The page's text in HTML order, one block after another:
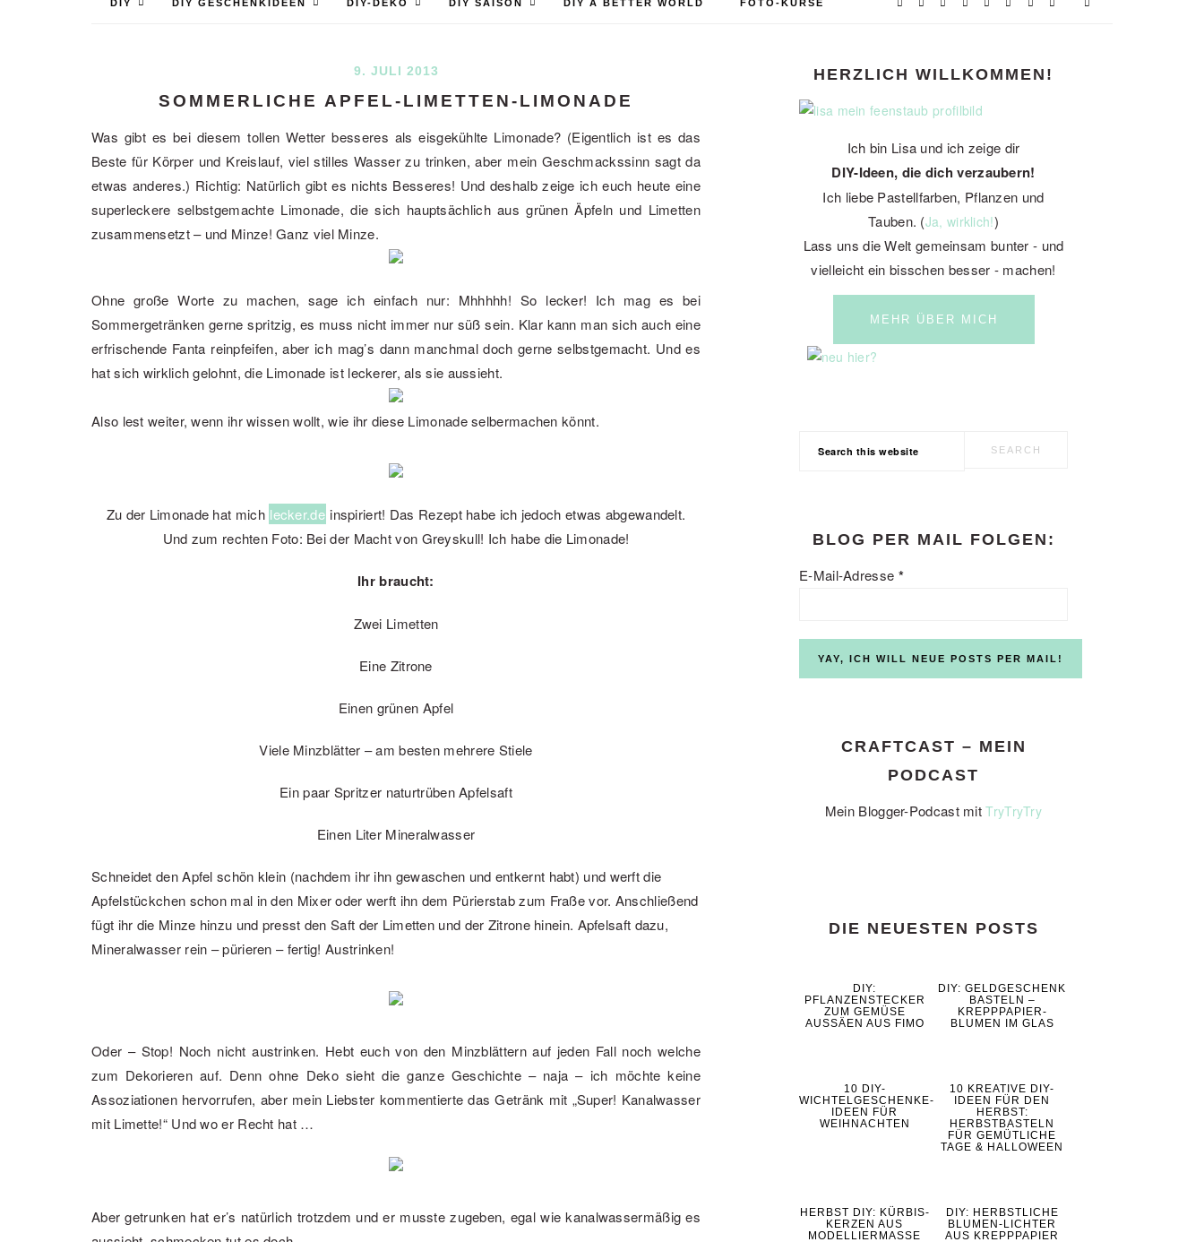
DIY DIY GESCHENKIDEEN DIY-DEKO DIY SAISON DIY A BETTER WORLD FOTO-KURSE
9. JULI 2013
SOMMERLICHE APFEL-LIMETTEN-LIMONADE
Was gibt es bei diesem tollen Wetter besseres als eisgekühlte Limonade? (Eigentlich ist es das
Beste für Körper und Kreislauf, viel stilles Wasser zu trinken, aber mein Geschmackssinn sagt da
etwas anderes.) Richtig: Natürlich gibt es nichts Besseres! Und deshalb zeige ich euch heute eine
superleckere selbstgemachte Limonade, die sich hauptsächlich aus grünen Äpfeln und Limetten
zusammensetzt – und Minze! Ganz viel Minze.
Ohne große Worte zu machen, sage ich einfach nur: Mhhhhh! So lecker! Ich mag es bei
Sommergetränken gerne spritzig, es muss nicht immer nur süß sein. Klar kann man sich auch eine
erfrischende Fanta reinpfeifen, aber ich mag’s dann manchmal doch gerne selbstgemacht. Und es
hat sich wirklich gelohnt, die Limonade ist leckerer, als sie aussieht.
Also lest weiter, wenn ihr wissen wollt, wie ihr diese Limonade selbermachen könnt.
Zu der Limonade hat mich lecker.de inspiriert! Das Rezept habe ich jedoch etwas abgewandelt.
Und zum rechten Foto: Bei der Macht von Greyskull! Ich habe die Limonade!
Ihr braucht:
Zwei Limetten
Eine Zitrone
Einen grünen Apfel
Viele Minzblätter – am besten mehrere Stiele
Ein paar Spritzer naturtrüben Apfelsaft
Einen Liter Mineralwasser
Schneidet den Apfel schön klein (nachdem ihr ihn gewaschen und entkernt habt) und werft die
Apfelstückchen schon mal in den Mixer oder werft ihn dem Pürierstab zum Fraße vor. Anschließend
fügt ihr die Minze hinzu und presst den Saft der Limetten und der Zitrone hinein. Apfelsaft dazu,
Mineralwasser rein – pürieren – fertig! Austrinken!
Oder – Stop! Noch nicht austrinken. Hebt euch von den Minzblättern auf jeden Fall noch welche
zum Dekorieren auf. Denn ohne Deko sieht die ganze Geschichte – naja – ich möchte keine
Assoziationen hervorrufen, aber mein Liebster kommentierte das Getränk mit „Super! Kanalwasser
mit Limette!“ Und wo er Recht hat …
Aber getrunken hat er’s natürlich trotzdem und er musste zugeben, egal wie kanalwassermäßig es
PRIMARY
SIDEBAR
HERZLICH WILLKOMMEN!
Ich bin Lisa und ich zeige dir
DIY-Ideen, die dich verzaubern!
Ich liebe Pastellfarben, Pflanzen und
Tauben. (Ja, wirklich!)
Lass uns die Welt gemeinsam bunter - und
vielleicht ein bisschen besser - machen!
MEHR ÜBER MICH
BLOG PER MAIL FOLGEN:
E-Mail-Adresse *
CRAFTCAST – MEIN
PODCAST
Mein Blogger-Podcast mitTryTryTry
DIE NEUESTEN POSTS
DIY:
PFLANZENSTECKER
ZUM GEMÜSE
AUSSÄEN AUS FIMO
DIY: GELDGESCHENK
BASTELN –
KREPPPAPIER-
BLUMEN IM GLAS
10 DIY-
WICHTELGESCHENKE-
IDEEN FÜR
WEIHNACHTEN
10 KREATIVE DIY-
IDEEN FÜR DEN
HERBST:
HERBSTBASTELN
FÜR GEMÜTLICHE
TAGE & HALLOWEEN
HERBST DIY: KÜRBIS-
KERZEN AUS
MODELLIERMASSE
DIY: HERBSTLICHE
BLUMEN-LICHTER
AUS KREPPPAPIER